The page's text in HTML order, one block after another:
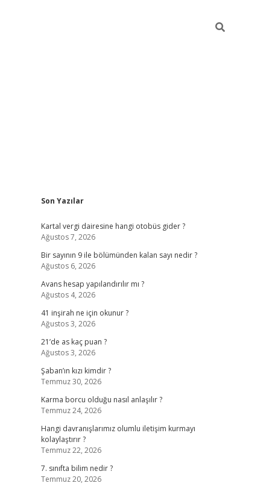
Sidebar
Son Yazılar
Kartal vergi dairesine hangi otobüs gider ?
Ağustos 7, 2026
Bir sayının 9 ile bölümünden kalan sayı nedir ?
Ağustos 6, 2026
Avans hesap yapılandırılır mı ?
Ağustos 4, 2026
41 inşirah ne için okunur ?
Ağustos 3, 2026
21’de as kaç puan ?
Ağustos 3, 2026
Şaban’ın kızı kimdir ?
Temmuz 30, 2026
Karma borcu olduğu nasıl anlaşılır ?
Temmuz 24, 2026
Hangi davranışlarımız olumlu iletişim kurmayı
kolaylaştırır ?
Temmuz 22, 2026
7. sınıfta bilim nedir ?
Temmuz 20, 2026